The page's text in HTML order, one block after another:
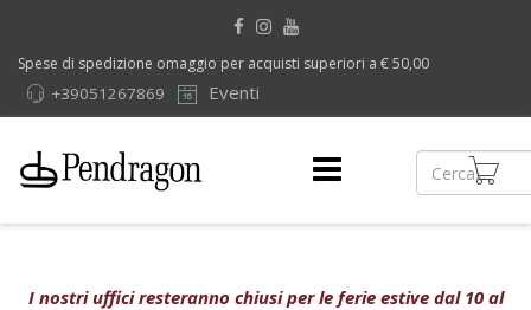
Spese di spedizione omaggio per acquisti superiori a € 50,00
Eventi
+39051267869
I nostri uffici resteranno chiusi per le ferie estive dal 10 al